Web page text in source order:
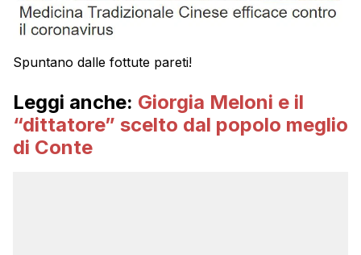
Spuntano dalle fottute pareti!
Leggi anche: Giorgia Meloni e il
“dittatore” scelto dal popolo meglio
di Conte